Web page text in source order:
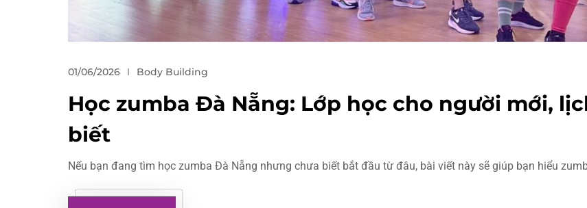
01/06/2026 Body Building
Học zumba Đà Nẵng: Lớp học cho người mới,
biết
Nếu bạn đang tìm học zumba Đà Nẵng nhưng chưa biết bắt đầu từ đâu, bài viết này sẽ giúp bạn hiểu